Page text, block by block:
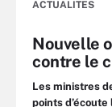
ACTUALITES
Nouvelle
contre le
Les ministres
points